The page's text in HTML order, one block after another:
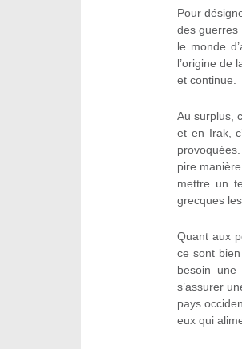
Pour
des guerres
le monde
l’origine de
et continue.
Au surplus,
et en Irak,
pire
mettre un
grecques
Quant aux
ce sont
besoin
s’assurer
pays
eux qui